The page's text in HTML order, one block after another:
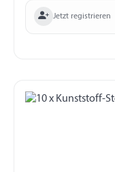
Jetzt registrieren